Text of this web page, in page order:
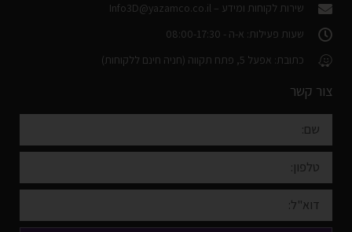
שירות לקוחות ומידע – Info3D@yazamco.co.il
שעות פעילות: א-ה - 08:00-17:30
כתובת: אפעל 5, פתח תקווה (חניה חינם ללקוחות)
צור קשר